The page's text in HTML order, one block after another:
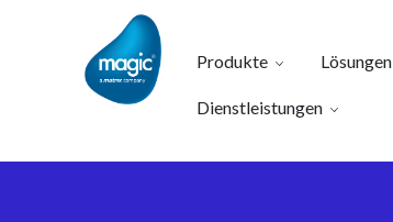
Produkte Lösungen
Dienstleistungen